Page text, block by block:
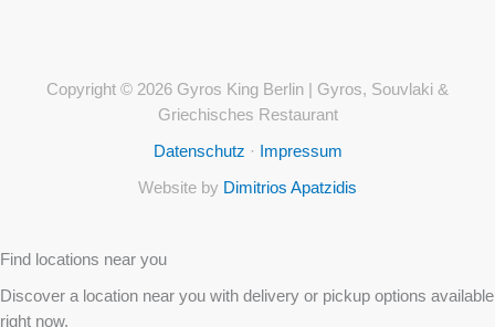
Copyright © 2026 Gyros King Berlin | Gyros, Souvlaki &
Griechisches Restaurant
Datenschutz · Impressum
Website by Dimitrios Apatzidis
Find locations near you
Discover a location near you with delivery or pickup options available
right now.